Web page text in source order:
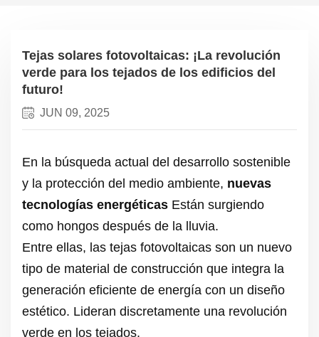
Tejas solares fotovoltaicas: ¡La revolución
verde para los tejados de los edificios del
futuro!
JUN 09, 2025
En la búsqueda actual del desarrollo sostenible
y la protección del medio ambiente, nuevas
tecnologías energéticas Están surgiendo
como hongos después de la lluvia.
Entre ellas, las tejas fotovoltaicas son un nuevo
tipo de material de construcción que integra la
generación eficiente de energía con un diseño
estético. Lideran discretamente una revolución
verde en los tejados.